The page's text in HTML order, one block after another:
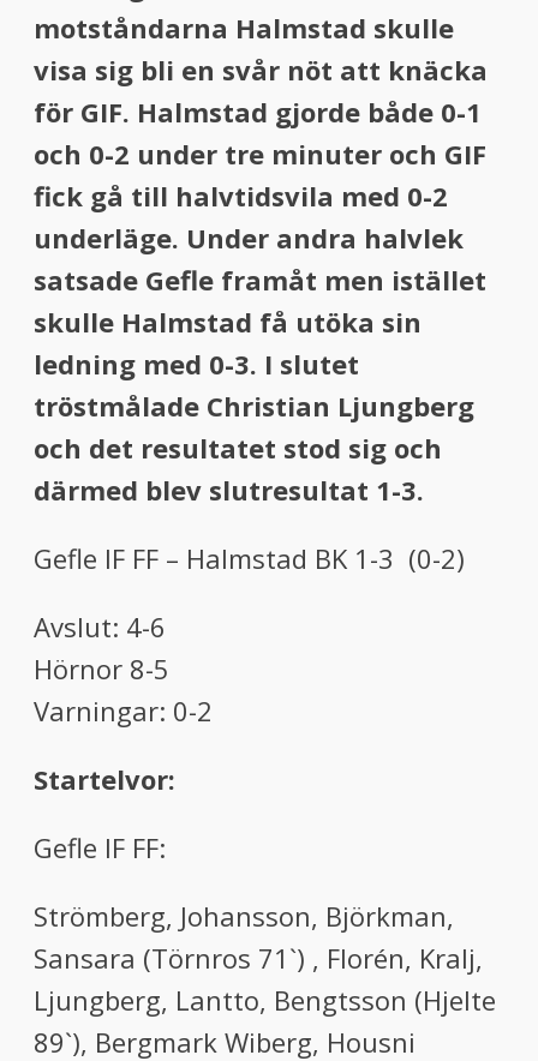
motståndarna Halmstad skulle
visa sig bli en svår nöt att knäcka
för GIF. Halmstad gjorde både 0-1
och 0-2 under tre minuter och GIF
fick gå till halvtidsvila med 0-2
underläge. Under andra halvlek
satsade Gefle framåt men istället
skulle Halmstad få utöka sin
ledning med 0-3. I slutet
tröstmålade Christian Ljungberg
och det resultatet stod sig och
därmed blev slutresultat 1-3.
Gefle IF FF – Halmstad BK 1-3 (0-2)
Avslut: 4-6
Hörnor 8-5
Varningar: 0-2
Startelvor:
Gefle IF FF:
Strömberg, Johansson, Björkman,
Sansara (Törnros 71`) , Florén, Kralj,
Ljungberg, Lantto, Bengtsson (Hjelte
89`), Bergmark Wiberg, Housni